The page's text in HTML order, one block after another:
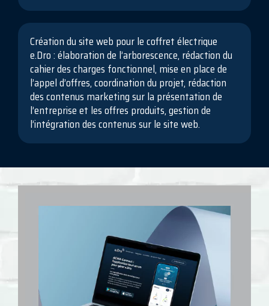
Création du site web pour le coffret électrique
e.Dro : élaboration de l’arborescence, rédaction du
cahier des charges fonctionnel, mise en place de
l’appel d’offres, coordination du projet, rédaction
des contenus marketing sur la présentation de
l’entreprise et les offres produits, gestion de
l’intégration des contenus sur le site web.